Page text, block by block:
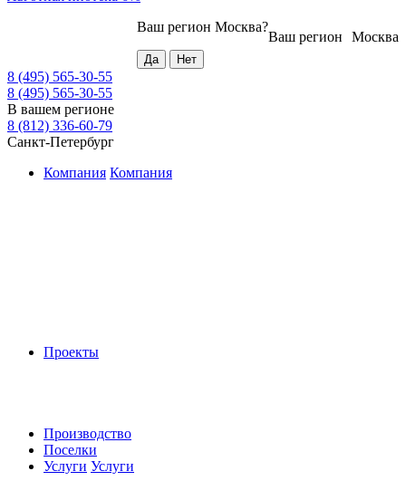
Москва
Ваш регион
Ваш регион Москва?
8 (495) 565-30-55
8 (495) 565-30-55
В вашем регионе
8 (812) 336-60-79
Санкт-Петербург
Компания Компания
Проекты
Производство
Поселки
Услуги Услуги